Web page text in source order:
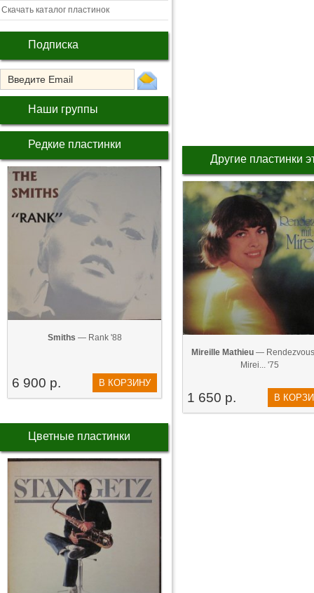
Скачать каталог пластинок
Подписка
Наши группы
Редкие пластинки
Smiths — Rank '88
6 900 р. В КОРЗИНУ
Цветные пластинки
Другие пластинки
Mireille Mathieu —
Mirei... '75
1 650 р. В